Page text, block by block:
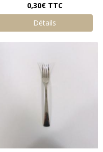
0,30€ TTC
Détails